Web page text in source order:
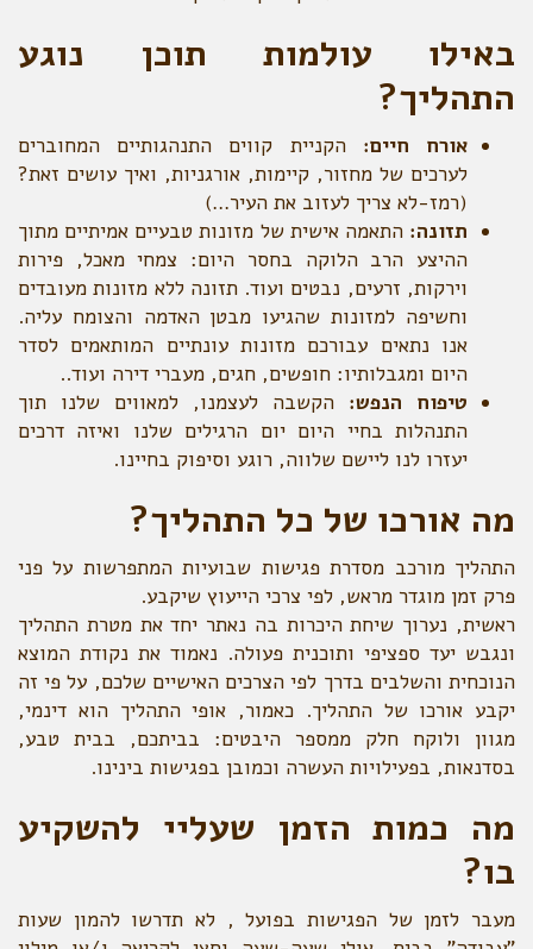
באילו עולמות תוכן נוגע
התהליך?
אורח חיים: הקניית קווים התנהגותיים המחוברים
לערכים של מחזור, קיימות, אורגניות, ואיך עושים זאת?
(רמז-לא צריך לעזוב את העיר…)
תזונה: התאמה אישית של מזונות טבעיים אמיתיים מתוך
ההיצע הרב הלוקה בחסר היום: צמחי מאכל, פירות
וירקות, זרעים, נבטים ועוד. תזונה ללא מזונות מעובדים
וחשיפה למזונות שהגיעו מבטן האדמה והצומח עליה.
אנו נתאים עבורכם מזונות עונתיים המותאמים לסדר
היום ומגבלותיו: חופשים, חגים, מעברי דירה ועוד..
טיפוח הנפש: הקשבה לעצמנו, למאווים שלנו תוך
התנהלות בחיי היום יום הרגילים שלנו ואיזה דרכים
יעזרו לנו ליישם שלווה, רוגע וסיפוק בחיינו.
מה אורכו של כל התהליך?
התהליך מורכב מסדרת פגישות שבועיות המתפרשות על פני
פרק זמן מוגדר מראש, לפי צרכי הייעוץ שיקבע.
ראשית, נערוך שיחת היכרות בה נאתר יחד את מטרת התהליך
ונגבש יעד ספציפי ותוכנית פעולה. נאמוד את נקודת המוצא
הנוכחית והשלבים בדרך לפי הצרכים האישיים שלכם, על פי זה
יקבע אורכו של התהליך. כאמור, אופי התהליך הוא דינמי,
מגוון ולוקח חלק ממספר היבטים: בביתכם, בבית טבע,
בסדנאות, בפעילויות העשרה וכמובן בפגישות בינינו.
מה כמות הזמן שעליי להשקיע
בו?
מעבר לזמן של הפגישות בפועל , לא תדרשו להמון שעות